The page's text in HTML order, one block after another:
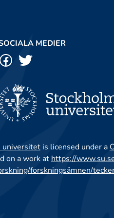
MEDIER
universitetis licensed under a
on a work at https://
forskningsämnen/